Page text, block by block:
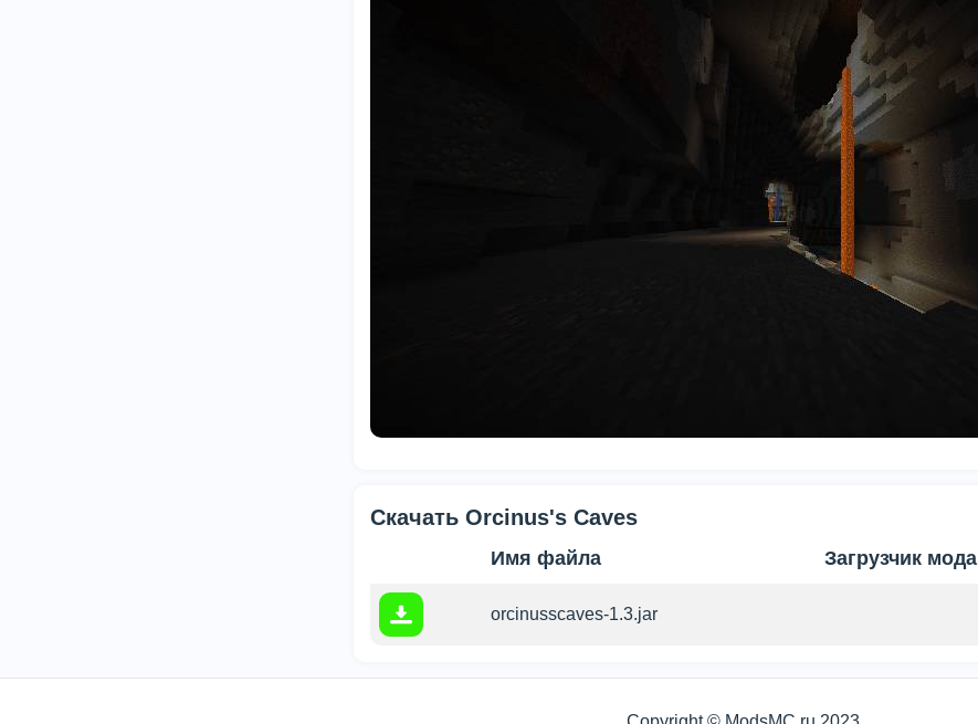
Скачать Orcinus's Caves
Имя файла Загрузчик мода
orcinusscaves-1.3.jar